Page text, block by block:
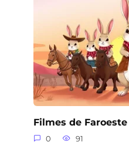
Filmes de
0 91